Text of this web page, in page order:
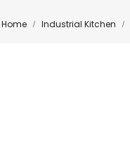
Home Industrial Kitchen